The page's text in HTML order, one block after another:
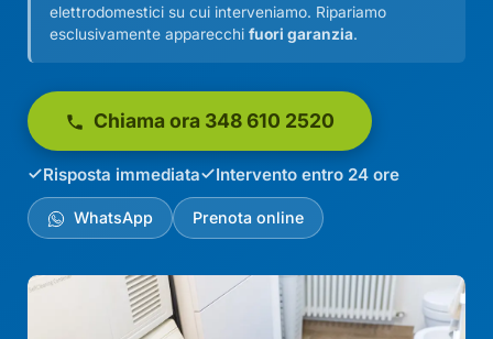
elettrodomestici su cui interveniamo. Ripariamo
esclusivamente apparecchi fuori garanzia.
Chiama ora 348 610 2520
Risposta immediata Intervento entro 24 ore
WhatsApp Prenota online